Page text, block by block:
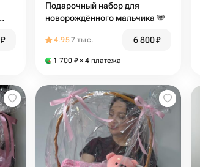
₽
Подарочный набор для
новорождённого мальчика 🩵
4.957 тыс. 6 800₽
1 700 ₽ × 4 платежа